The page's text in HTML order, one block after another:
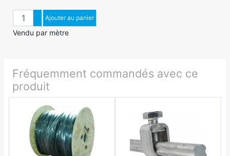
QuantitéAugmenter quantité
Diminuer quantité
Ajouter au panier
Vendu par mètre
Fréquemment commandés avec ce
produit